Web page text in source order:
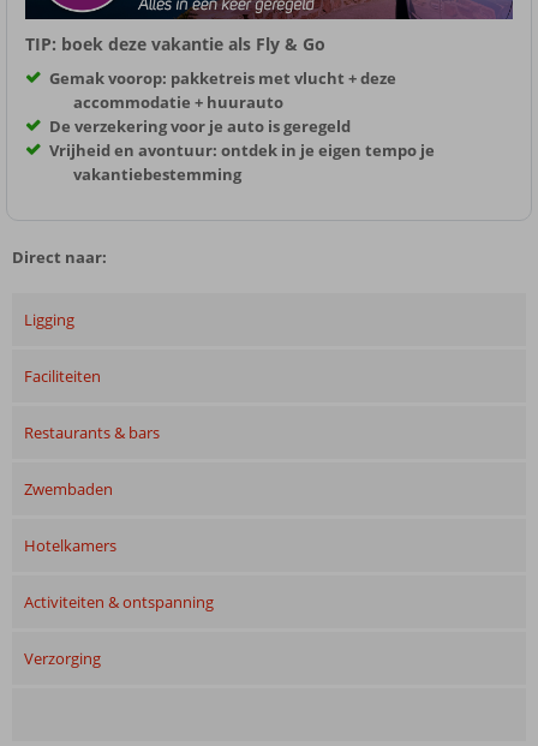
TIP: boek deze vakantie als Fly & Go
Gemak voorop: pakketreis met vlucht + deze
accommodatie + huurauto
De verzekering voor je auto is geregeld
Vrijheid en avontuur: ontdek in je eigen tempo je
vakantiebestemming
Direct naar:
Ligging
Faciliteiten
Restaurants & bars
Zwembaden
Hotelkamers
Activiteiten & ontspanning
Verzorging